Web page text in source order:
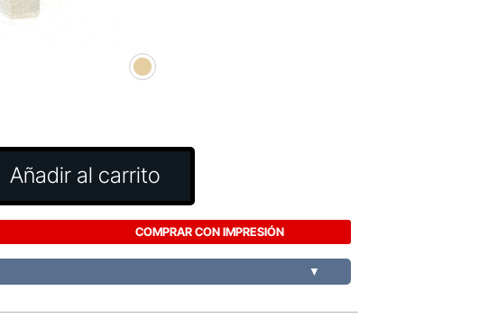
Añadir al carrito
COMPRAR CON IMPRESIÓN
▼